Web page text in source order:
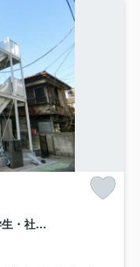
リブリ・西新宿【おとり物件なし】#学生・社会人にオススメ！初期費用分割払いOK！